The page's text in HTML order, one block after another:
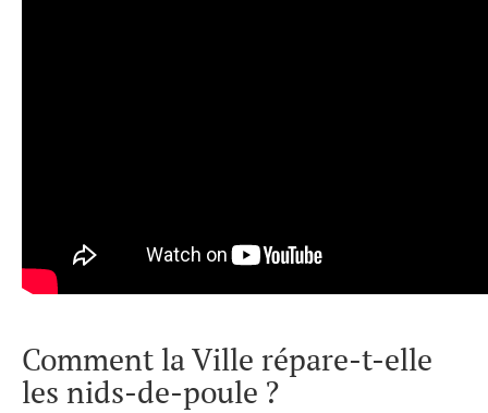
Comment la Ville répare-t-elle
les nids-de-poule ?